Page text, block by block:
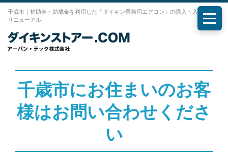
千歳市｜補助金・助成金を利用した「ダイキン業務用エアコン」の購入・入れ替え・
リニューアル
メニ
千歳市にお住まいのお客
様はお問い合わせくださ
い